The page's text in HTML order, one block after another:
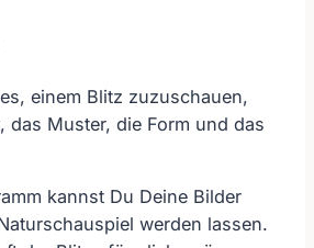
einem Blitz zuzuschauen,
das Muster, die Form und das
kannst Du Deine Bilder
werden lassen.